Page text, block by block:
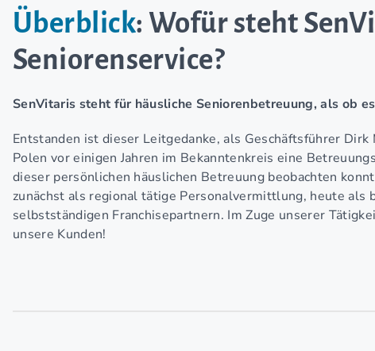
Überblick: Wofür steht
Seniorenservice?
SenVitaris steht für häusliche Seniorenbetreuung, als ob
Entstanden ist dieser Leitgedanke, als Geschäftsführer
Polen vor einigen Jahren im Bekanntenkreis eine
dieser persönlichen häuslichen Betreuung beobachten
zunächst als regional tätige Personalvermittlung, heute als
selbstständigen Franchisepartnern. Im Zuge unserer
unsere Kunden!